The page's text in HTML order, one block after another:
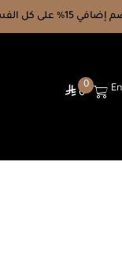
كل الفساتين، استخدمي كود
0
⃁0